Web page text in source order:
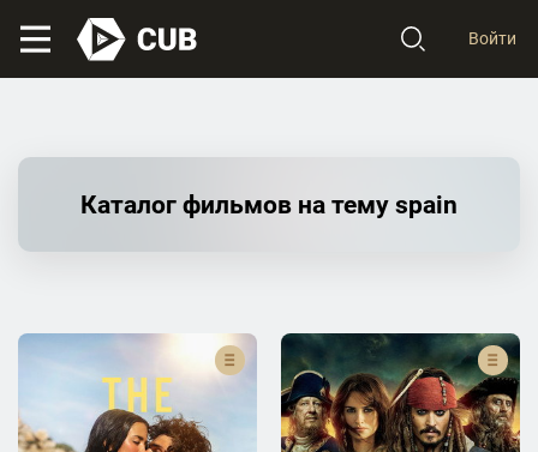
Войти
Каталог фильмов на тему spain